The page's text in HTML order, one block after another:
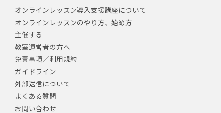
オンラインレッスン導入支援講座について
オンラインレッスンのやり方、始め方
主催する
教室運営者の方へ
免責事項／利用規約
ガイドライン
外部送信について
よくある質問
お問い合わせ